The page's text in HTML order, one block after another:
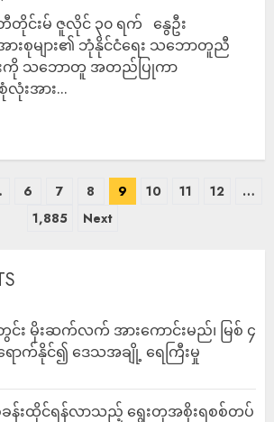
တိုင်းမ် ဇူလိုင် ၃၀ ရက် နွေဦး
းစုများ၏ ဘုံနိုင်ငံရေး သဘောတူညီ
းကို သဘောတူ အတည်ပြုကာ
းအား...
6 7 8 9 10 11 12
…
1,885
Next
မိုးဆက်လက် အားကောင်းမည်၊ မြစ် ၄
ောက်နိုင်၍ ဒေသအချို့ ရေကြီးမှု
န်းထိုင်ရန်လာသည့် ရွေးတုအစိုးရစစ်တပ်